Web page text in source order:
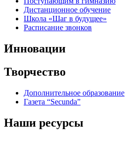
Дистанционное обучение
Школа «Шаг в будущее»
Расписание звонков
Инновации
Творчество
Дополнительное образование
Газета “Secunda”
Наши ресурсы